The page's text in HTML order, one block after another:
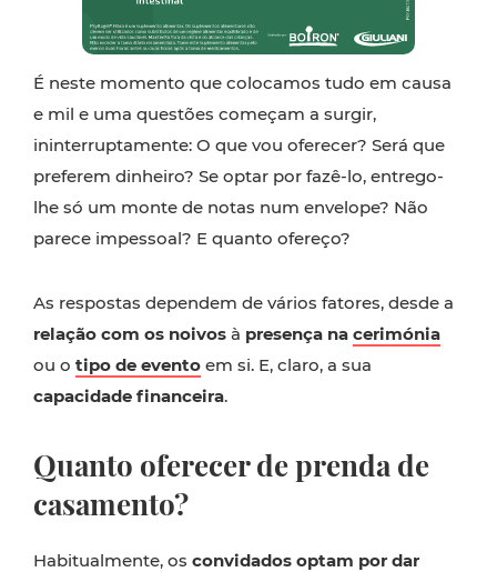
É neste momento que colocamos tudo em causa
e mil e uma questões começam a surgir,
ininterruptamente: O que vou oferecer? Será que
preferem dinheiro? Se optar por fazê-lo, entrego-
lhe só um monte de notas num envelope? Não
parece impessoal? E quanto ofereço?
As respostas dependem de vários fatores, desde a
relação com os noivos à presença na cerimónia
ou o tipo de evento em si. E, claro, a sua
capacidade financeira.
Quanto oferecer de prenda de
casamento?
Habitualmente, os convidados optam por dar